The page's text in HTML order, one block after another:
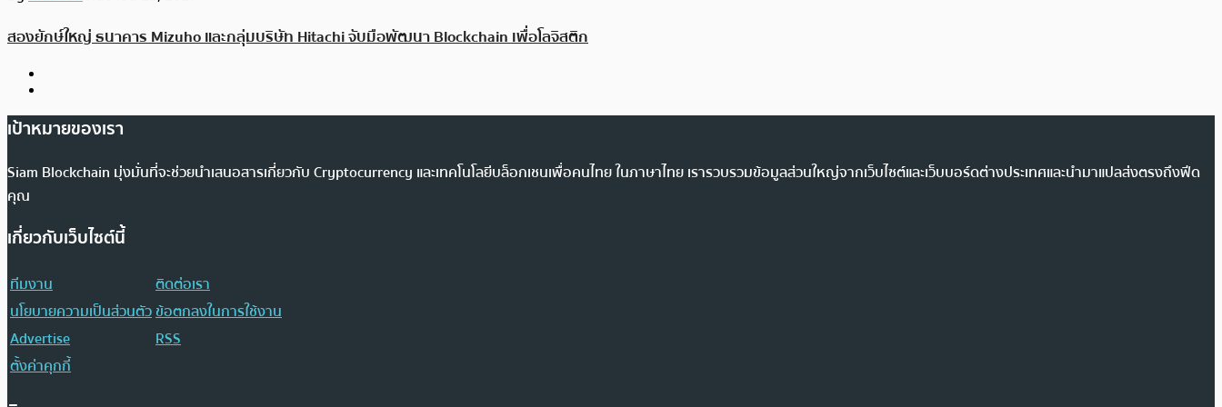
สองยักษ์ใหญ่ ธนาคาร Mizuho และกลุ่มบริษัท Hitachi จับมือพัฒนา Blockchain เพื่อโลจิสติก
เป้าหมายของเรา
Siam Blockchain มุ่งมั่นที่จะช่วยนำเสนอสารเกี่ยวกับ Cryptocurrency และเทคโนโลยีบล็อกเชนเพื่อคนไทย ในภาษาไทย เรารวบรวมข้อมูลส่วนใหญ่จากเว็บไซต์และเว็บบอร์ดต่างประเทศและนำมาแปลส่งตรงถึงฟีด
คุณ
เกี่ยวกับเว็บไซต์นี้
ทีมงาน
ติดต่อเรา
นโยบายความเป็นส่วนตัวข้อตกลงในการใช้งาน
Advertise
RSS
ตั้งค่าคุกกี้